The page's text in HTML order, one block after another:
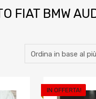
FIAT BMW
Aggiungi ai preferiti
IN OFFERTA!